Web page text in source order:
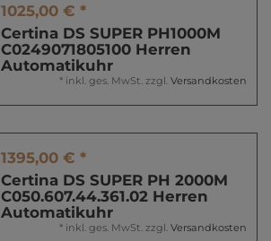
1025,00 € *
Certina DS SUPER PH1000M
C0249071805100 Herren
Automatikuhr
* inkl. ges. MwSt. zzgl. Versandkosten
1395,00 € *
Certina DS SUPER PH 2000M
C050.607.44.361.02 Herren
Automatikuhr
* inkl. ges. MwSt. zzgl. Versandkosten